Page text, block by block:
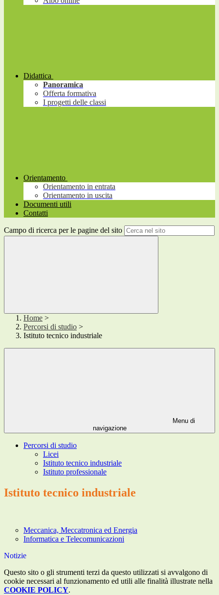
Didattica
Panoramica
Offerta formativa
I progetti delle classi
Orientamento
Orientamento in entrata
Orientamento in uscita
Documenti utili
Contatti
Campo di ricerca per le pagine del sito
Home >
Percorsi di studio >
Istituto tecnico industriale
Menu di
navigazione
Percorsi di studio
Licei
Istituto tecnico industriale
Istituto professionale
Istituto tecnico industriale
Meccanica, Meccatronica ed Energia
Informatica e Telecomunicazioni
Notizie
Questo sito o gli strumenti terzi da questo utilizzati si avvalgono di
cookie necessari al funzionamento ed utili alle finalità illustrate nella
COOKIE POLICY.